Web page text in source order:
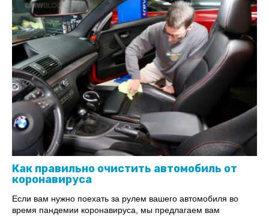
Как правильно очистить автомобиль от
коронавируса
Если вам нужно поехать за рулем вашего автомобиля во
время пандемии коронавируса, мы предлагаем вам